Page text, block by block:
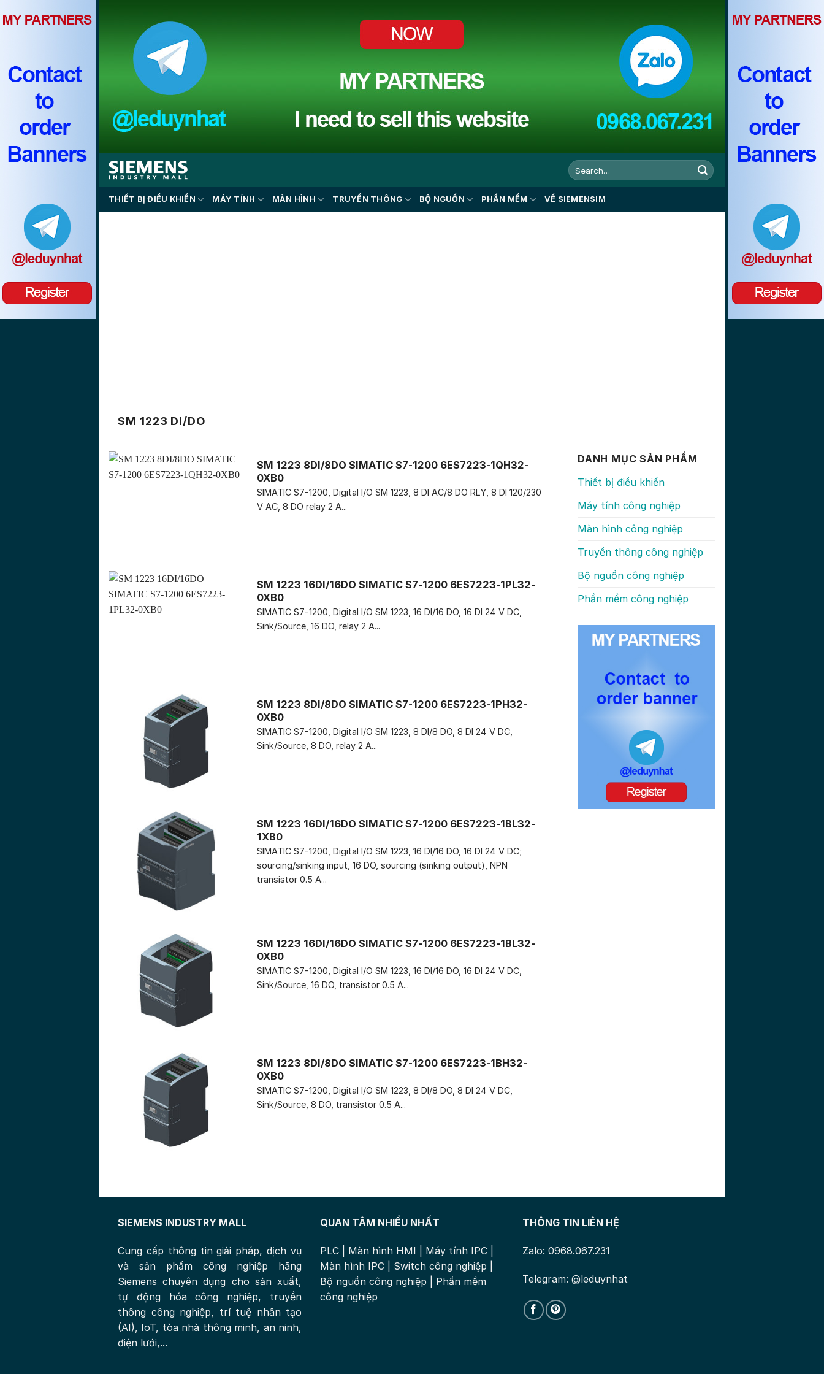
content
THIẾT BỊ ĐIỀU KHIỂN MÁY TÍNH MÀN HÌNH TRUYỀN THÔNG BỘ NGUỒN PHẦN MỀM VỀ SIEMENSIM
SM 1223 DI/DO
SM 1223 8DI/8DO SIMATIC S7-1200 6ES7223-1QH32-
0XB0
SIMATIC S7-1200, Digital I/O SM 1223, 8 DI AC/8 DO RLY, 8 DI 120/230
V AC, 8 DO relay 2 A...
SM 1223 16DI/16DO SIMATIC S7-1200 6ES7223-1PL32-
0XB0
SIMATIC S7-1200, Digital I/O SM 1223, 16 DI/16 DO, 16 DI 24 V DC,
Sink/Source, 16 DO, relay 2 A...
SM 1223 8DI/8DO SIMATIC S7-1200 6ES7223-1PH32-
0XB0
SIMATIC S7-1200, Digital I/O SM 1223, 8 DI/8 DO, 8 DI 24 V DC,
Sink/Source, 8 DO, relay 2 A...
SM 1223 16DI/16DO SIMATIC S7-1200 6ES7223-1BL32-
1XB0
SIMATIC S7-1200, Digital I/O SM 1223, 16 DI/16 DO, 16 DI 24 V DC;
sourcing/sinking input, 16 DO, sourcing (sinking output), NPN
transistor 0.5 A...
SM 1223 16DI/16DO SIMATIC S7-1200 6ES7223-1BL32-
0XB0
SIMATIC S7-1200, Digital I/O SM 1223, 16 DI/16 DO, 16 DI 24 V DC,
Sink/Source, 16 DO, transistor 0.5 A...
SM 1223 8DI/8DO SIMATIC S7-1200 6ES7223-1BH32-
0XB0
SIMATIC S7-1200, Digital I/O SM 1223, 8 DI/8 DO, 8 DI 24 V DC,
Sink/Source, 8 DO, transistor 0.5 A...
DANH MỤC SẢN PHẨM
Thiết bị điều khiển
Máy tính công nghiệp
Màn hình công nghiệp
Truyền thông công nghiệp
Bộ nguồn công nghiệp
Phần mềm công nghiệp
SIEMENS INDUSTRY MALL
Cung cấp thông tin giải pháp, dịch vụ
và sản phẩm công nghiệp hãng
Siemens chuyên dụng cho sản xuất,
tự động hóa công nghiệp, truyền
thông công nghiệp, trí tuệ nhân tạo
(AI), IoT, tòa nhà thông minh, an ninh,
điện lưới,...
QUAN TÂM NHIỀU NHẤT
PLC Màn hình HMI Máy tính IPC
Màn hình IPC
Switch công nghiệp
Bộ nguồn công nghiệp
Phần mềm
công nghiệp
THÔNG TIN LIÊN HỆ
Zalo: 0968.067.231
Telegram: @leduynhat